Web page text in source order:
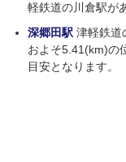
軽鉄道の川倉駅が
深郷田駅 津軽鉄道
およそ5.41(km)の
目安となります。